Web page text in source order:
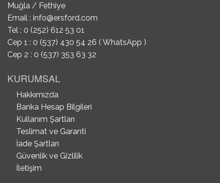
Muğla / Fethiye
Email : info@ersford.com
Tel : 0 (252) 612 53 01
Cep 1 : 0 (537) 430 54 26 ( WhatsApp )
Cep 2 : 0 (537) 353 63 32
KURUMSAL
Hakkımızda
Banka Hesap Bilgileri
Kullanım Şartları
Teslimat ve Garanti
İade Şartları
Güvenlik ve Gizlilik
İletişim